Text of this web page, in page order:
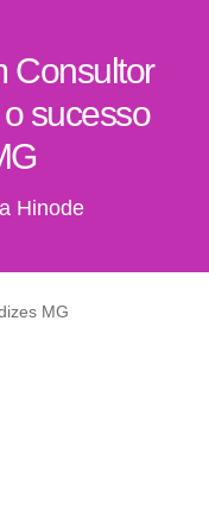
Consultor
sucesso
Hinode